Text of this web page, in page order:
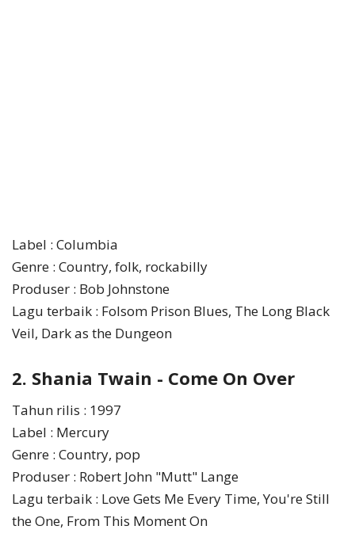
Label : Columbia
Genre : Country, folk, rockabilly
Produser : Bob Johnstone
Lagu terbaik : Folsom Prison Blues, The Long Black
Veil, Dark as the Dungeon
2. Shania Twain - Come On Over
Tahun rilis : 1997
Label : Mercury
Genre : Country, pop
Produser : Robert John "Mutt" Lange
Lagu terbaik : Love Gets Me Every Time, You're Still
the One, From This Moment On